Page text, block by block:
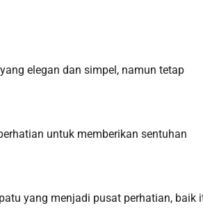
elegan dan simpel, namun tetap
untuk memberikan sentuhan
yang menjadi pusat perhatian, baik